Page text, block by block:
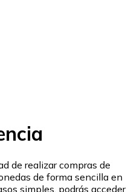
de realizar compras de
de forma sencilla en
simples, podrás acceder